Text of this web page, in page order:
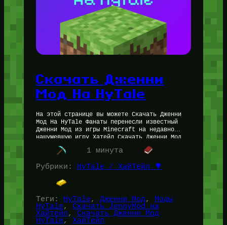
Скачать Дженни
Мод На HyTale
На этой странице вы можете Скачать Дженни
Мод На HyTale Фанаты перенесли известный
Дженни Мод из игры Minecraft на недавно
нашумевшую игру Хатейл Скачать Дженни Мод
На HyTale — последняя…
1 минута
Рубрики: HyTale / ХайТейл 🌳
Теги: HyTale, Дженни Мод,
Моды
HyTale, Скачать JennyMod на
Хайтейл, Скачать Дженни Мод
HyTale, ХайТейл